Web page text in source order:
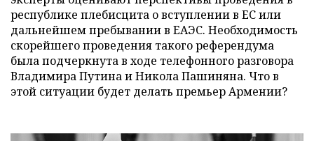
республике плебисцита о вступлении в ЕС или
дальнейшем пребывании в ЕАЭС. Необходимость
скорейшего проведения такого референдума
была подчеркнута в ходе телефонного разговора
Владимира Путина и Никола Пашиняна. Что в
этой ситуации будет делать премьер Армении?